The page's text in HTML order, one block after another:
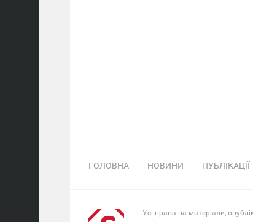
ГОЛОВНА НОВИНИ ПУБЛІКАЦІЇ
Усі права на матеріали,